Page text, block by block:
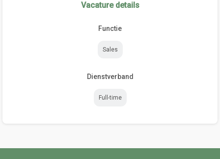
Vacature details
Functie
Sales
Dienstverband
Full-time